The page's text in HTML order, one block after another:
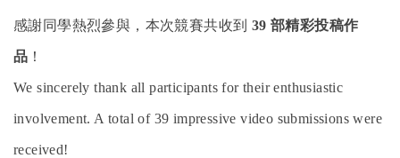
感謝同學熱烈參與，本次競賽共收到 39部精彩投稿作
品 ！
We sincerely thank all participants for their enthusiastic
involvement. A total of 39 impressive video submissions were
received!